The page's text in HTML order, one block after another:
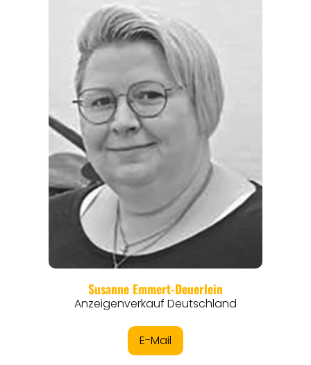
REGIONEN
ORTE
EVENTS
REISEFÜHRER
REISEMAGAZINE
THEMEN